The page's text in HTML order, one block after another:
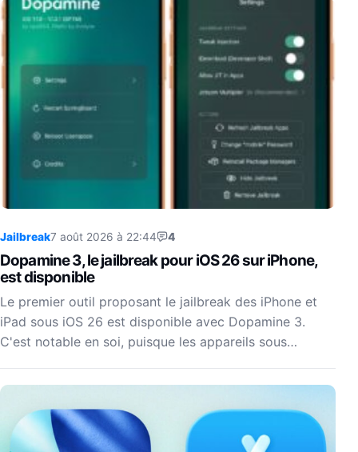
Jailbreak7 août 2026 à 22:44 4
Dopamine 3, le jailbreak pour iOS 26 sur iPhone,
est disponible
Le premier outil proposant le jailbreak des iPhone et
iPad sous iOS 26 est disponible avec Dopamine 3.
C'est notable en soi, puisque les appareils sous…